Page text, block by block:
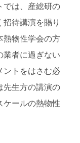
では、産総研の
待講演を賜り
熱物性学会の方
業者に過ぎない
ントをはさむ必
先生方の講演の
ケールの熱物性